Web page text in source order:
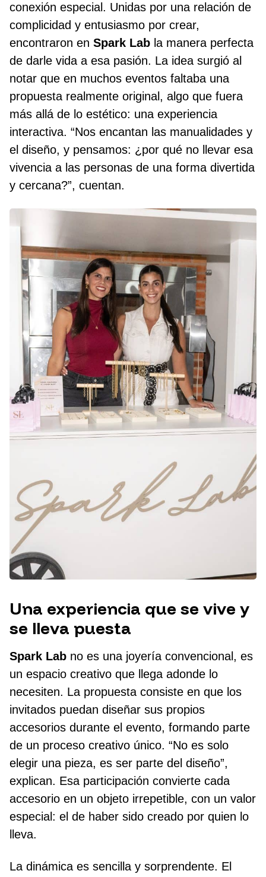
conexión especial. Unidas por una relación de
complicidad y entusiasmo por crear,
encontraron en Spark Lab la manera perfecta
de darle vida a esa pasión. La idea surgió al
notar que en muchos eventos faltaba una
propuesta realmente original, algo que fuera
más allá de lo estético: una experiencia
interactiva. “Nos encantan las manualidades y
el diseño, y pensamos: ¿por qué no llevar esa
vivencia a las personas de una forma divertida
y cercana?”, cuentan.
Una experiencia que se vive y
se lleva puesta
Spark Lab no es una joyería convencional, es
un espacio creativo que llega adonde lo
necesiten. La propuesta consiste en que los
invitados puedan diseñar sus propios
accesorios durante el evento, formando parte
de un proceso creativo único. “No es solo
elegir una pieza, es ser parte del diseño”,
explican. Esa participación convierte cada
accesorio en un objeto irrepetible, con un valor
especial: el de haber sido creado por quien lo
lleva.
La dinámica es sencilla y sorprendente. El